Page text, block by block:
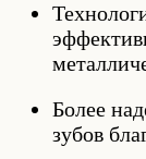
Более
зубов